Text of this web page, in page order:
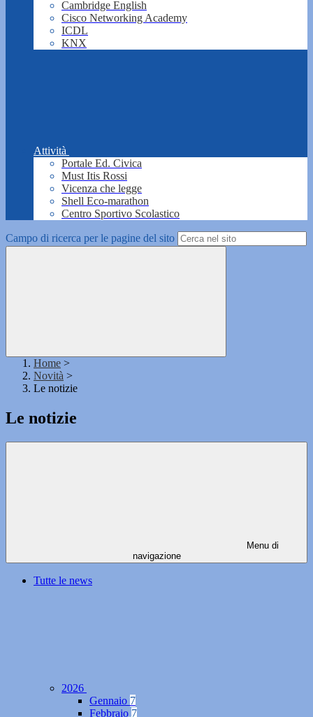
Cambridge English
Cisco Networking Academy
ICDL
KNX
Attività
Portale Ed. Civica
Must Itis Rossi
Vicenza che legge
Shell Eco-marathon
Centro Sportivo Scolastico
Campo di ricerca per le pagine del sito
Home >
Novità >
Le notizie
Le notizie
Menu di
navigazione
Tutte le news
2026
Gennaio 7
Febbraio 7